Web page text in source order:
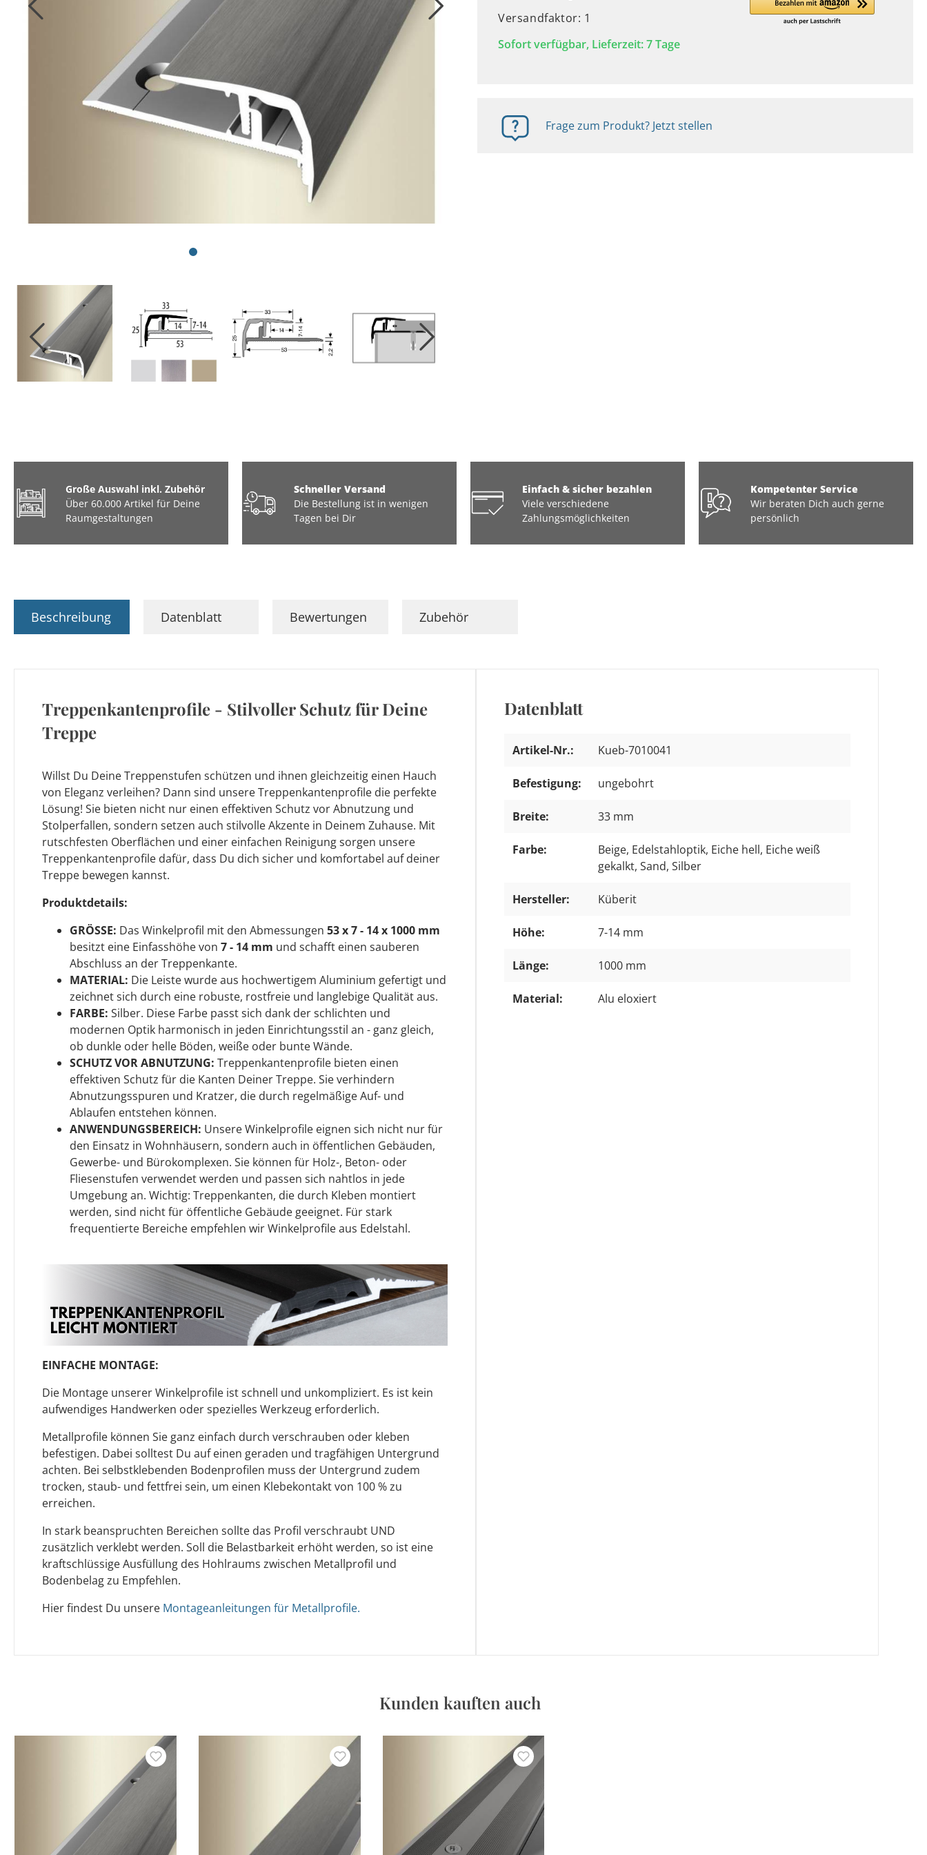
Versandfaktor: 1
Sofort verfügbar, Lieferzeit: 7 Tage
Frage zum Produkt? Jetzt stellen
Große Auswahl inkl. Zubehör
Über 60.000 Artikel für Deine
Raumgestaltungen
Schneller Versand
Die Bestellung ist in wenigen
Tagen bei Dir
Einfach & sicher bezahlen
Viele verschiedene
Zahlungsmöglichkeiten
Kompetenter Service
Wir beraten Dich auch gerne
persönlich
Beschreibung Datenblatt Bewertungen Zubehör
Treppenkantenprofile - Stilvoller Schutz für Deine
Treppe
Willst Du Deine Treppenstufen schützen und ihnen gleichzeitig einen Hauch
von Eleganz verleihen? Dann sind unsere Treppenkantenprofile die perfekte
Lösung! Sie bieten nicht nur einen effektiven Schutz vor Abnutzung und
Stolperfallen, sondern setzen auch stilvolle Akzente in Deinem Zuhause. Mit
rutschfesten Oberflächen und einer einfachen Reinigung sorgen unsere
Treppenkantenprofile dafür, dass Du dich sicher und komfortabel auf deiner
Treppe bewegen kannst.
Produktdetails:
GRÖSSE: Das Winkelprofil mit den Abmessungen 53 x 7 - 14 x 1000 mm
besitzt eine Einfasshöhe von 7 - 14 mm und schafft einen sauberen
Abschluss an der Treppenkante.
MATERIAL: Die Leiste wurde aus hochwertigem Aluminium gefertigt und
zeichnet sich durch eine robuste, rostfreie und langlebige Qualität aus.
FARBE: Silber. Diese Farbe passt sich dank der schlichten und
modernen Optik harmonisch in jeden Einrichtungsstil an - ganz gleich,
ob dunkle oder helle Böden, weiße oder bunte Wände.
SCHUTZ VOR ABNUTZUNG: Treppenkantenprofile bieten einen
effektiven Schutz für die Kanten Deiner Treppe. Sie verhindern
Abnutzungsspuren und Kratzer, die durch regelmäßige Auf- und
Ablaufen entstehen können.
ANWENDUNGSBEREICH: Unsere Winkelprofile eignen sich nicht nur für
den Einsatz in Wohnhäusern, sondern auch in öffentlichen Gebäuden,
Gewerbe- und Bürokomplexen. Sie können für Holz-, Beton- oder
Fliesenstufen verwendet werden und passen sich nahtlos in jede
Umgebung an. Wichtig: Treppenkanten, die durch Kleben montiert
werden, sind nicht für öffentliche Gebäude geeignet. Für stark
frequentierte Bereiche empfehlen wir Winkelprofile aus Edelstahl.
EINFACHE MONTAGE:
Die Montage unserer Winkelprofile ist schnell und unkompliziert. Es ist kein
aufwendiges Handwerken oder spezielles Werkzeug erforderlich.
Metallprofile können Sie ganz einfach durch verschrauben oder kleben
befestigen. Dabei solltest Du auf einen geraden und tragfähigen Untergrund
achten. Bei selbstklebenden Bodenprofilen muss der Untergrund zudem
trocken, staub- und fettfrei sein, um einen Klebekontakt von 100 % zu
erreichen.
In stark beanspruchten Bereichen sollte das Profil verschraubt UND
zusätzlich verklebt werden. Soll die Belastbarkeit erhöht werden, so ist eine
kraftschlüssige Ausfüllung des Hohlraums zwischen Metallprofil und
Bodenbelag zu Empfehlen.
Hier findest Du unsere Montageanleitungen für Metallprofile.
Datenblatt
Artikel-Nr.: Kueb-7010041
Befestigung: ungebohrt
Breite: 33 mm
Farbe: Beige, Edelstahloptik, Eiche hell, Eiche weiß
gekalkt, Sand, Silber
Hersteller: Küberit
Höhe: 7-14 mm
Länge: 1000 mm
Material: Alu eloxiert
Kunden kauften auch